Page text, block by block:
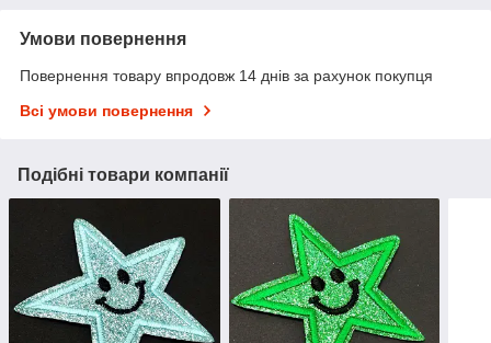
Умови повернення
Повернення товару впродовж 14 днів за рахунок покупця
Всі умови повернення
Подібні товари компанії